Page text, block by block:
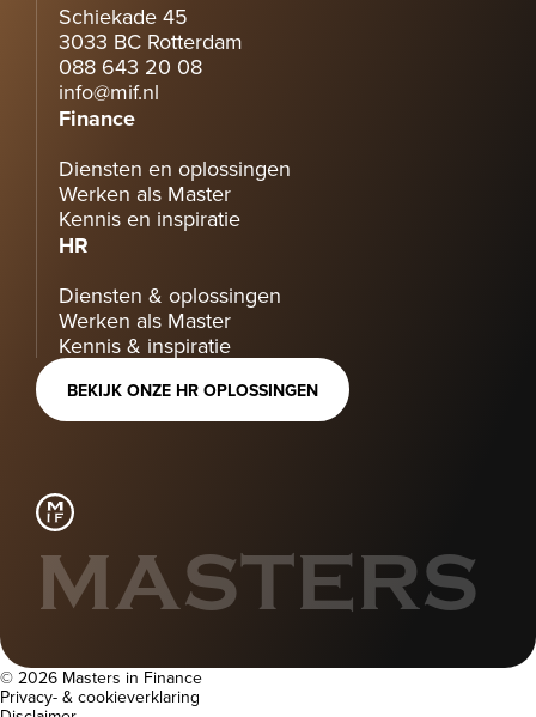
Schiekade 45
3033 BC Rotterdam
088 643 20 08
info@mif.nl
Finance
Diensten en oplossingen
Werken als Master
Kennis en inspiratie
HR
Diensten & oplossingen
Werken als Master
Kennis & inspiratie
BEKIJK ONZE HR OPLOSSINGEN
MASTERS
© 2026 Masters in Finance
Privacy- & cookieverklaring